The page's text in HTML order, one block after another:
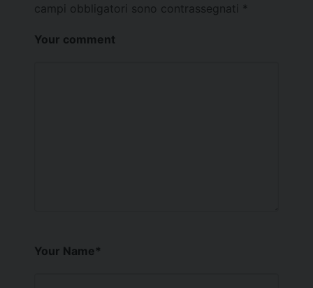
campi obbligatori sono contrassegnati *
Your comment
Your Name*